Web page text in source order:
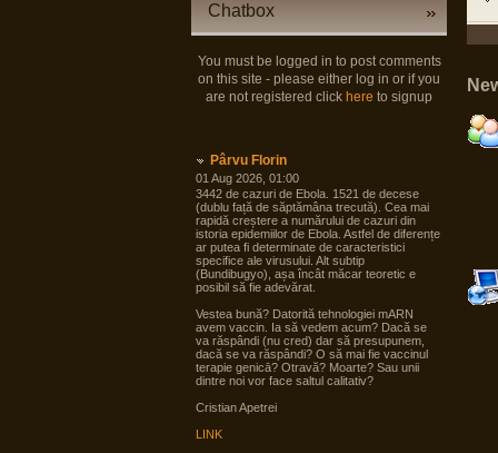
Chatbox
You must be logged in to post comments
on this site - please either log in or if you
are not registered click here to signup
Pârvu Florin
01 Aug 2026, 01:00
3442 de cazuri de Ebola. 1521 de decese
(dublu față de săptămâna trecută). Cea mai
rapidă creștere a numărului de cazuri din
istoria epidemiilor de Ebola. Astfel de diferențe
ar putea fi determinate de caracteristici
specifice ale virusului. Alt subtip
(Bundibugyo), așa încât măcar teoretic e
posibil să fie adevărat.
Vestea bună? Datorită tehnologiei mARN
avem vaccin. Ia să vedem acum? Dacă se
va răspândi (nu cred) dar să presupunem,
dacă se va răspândi? O să mai fie vaccinul
terapie genicā? Otravă? Moarte? Sau unii
dintre noi vor face saltul calitativ?
Cristian Apetrei
LINK